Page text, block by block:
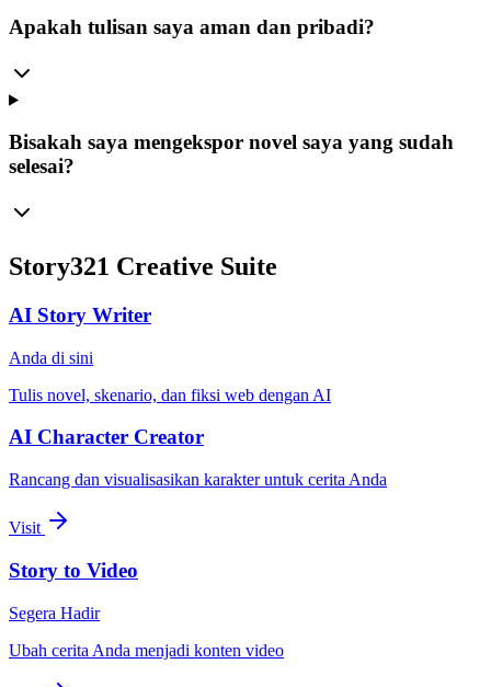
Apakah tulisan saya aman dan pribadi?
Bisakah saya mengekspor novel saya yang sudah
selesai?
Story321 Creative Suite
AI Story Writer
Anda di sini
Tulis novel, skenario, dan fiksi web dengan AI
AI Character Creator
Rancang dan visualisasikan karakter untuk cerita Anda
Visit
Story to Video
Segera Hadir
Ubah cerita Anda menjadi konten video